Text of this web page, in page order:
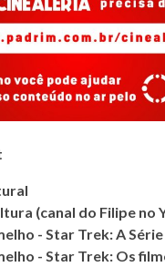
(canal do Filipe no
- Star Trek: A
- Star Trek: Os